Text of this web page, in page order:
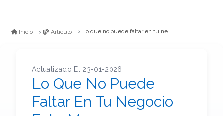
Inicio Artículo Lo que no puede faltar en tu negocio este mes
Actualizado El 23-01-2026
Lo Que No Puede
Faltar En Tu Negocio